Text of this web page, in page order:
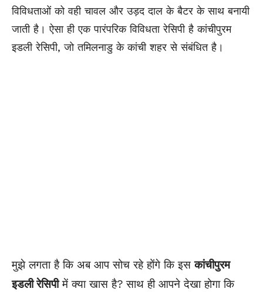
विविधताओं को वही चावल और उड़द दाल के बैटर के साथ बनायी
जाती है। ऐसा ही एक पारंपरिक विविधता रेसिपी है कांचीपुरम
इडली रेसिपी, जो तमिलनाडु के कांची शहर से संबंधित है।
मुझे लगता है कि अब आप सोच रहे होंगे कि इसकांचीपुरम
इडलीरेसिपीमें क्या खास है? साथ ही आपने देखा होगा कि